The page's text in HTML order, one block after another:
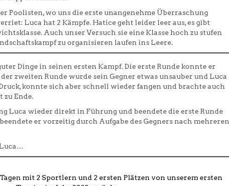
Poolisten, wo uns die erste unangenehme Überraschung
Luca hat 2 Kämpfe. Hatice geht leider leer aus, es gibt
Auch unser Versuch sie eine Klasse hoch zu stufen
zu organisieren laufen ins Leere.
Dinge in seinen ersten Kampf. Die erste Runde konnte er
zweiten Runde wurde sein Gegner etwas unsauber und Luca
konnte sich aber schnell wieder fangen und brachte auch
zu Ende.
Luca wieder direkt in Führung und beendete die erste Runde
er vorzeitig durch Aufgabe des Gegners nach mehreren
mit 2 Sportlern und 2 ersten Plätzen von unserem ersten